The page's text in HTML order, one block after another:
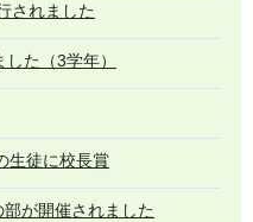
されました
た（3学年）
生徒に校長賞
が開催されました